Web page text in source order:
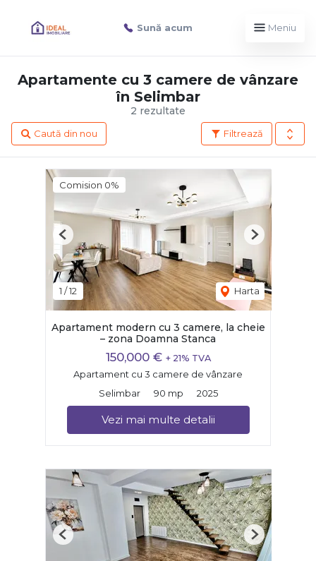
Sună acum Meniu
2 rezultate
Apartamente cu 3 camere de vânzare
în Selimbar
Filtrează
Caută din nou
Comision 0%
1 /12 Harta
Previous Next
Apartament modern cu 3 camere, la cheie
– zona Doamna Stanca
150,000 € + 21% TVA
Apartament cu 3 camere de vânzare
Selimbar
90 mp 2025
Vezi mai multe detalii
Previous Next